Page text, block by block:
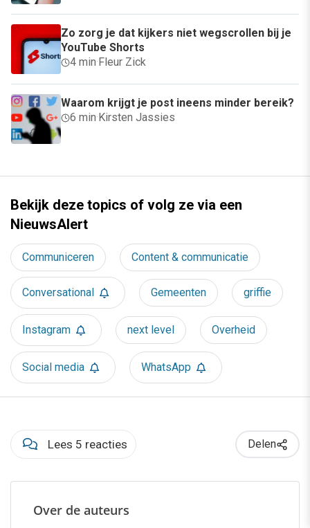
Zo zorg je dat kijkers niet wegscrollen bij je
YouTube Shorts
4 min· Fleur Zick
Waarom krijgt je post ineens minder bereik?
6 min· Kirsten Jassies
Bekijk deze topics of volg ze via een
NieuwsAlert
Communiceren Content & communicatie
Conversational Gemeenten griffie
Instagram next level Overheid
Social media WhatsApp
Lees 5 reacties Delen
Over de auteurs